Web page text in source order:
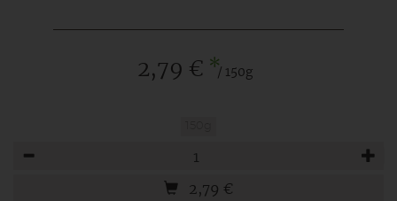
2,79 € */ 150g
2,79 €